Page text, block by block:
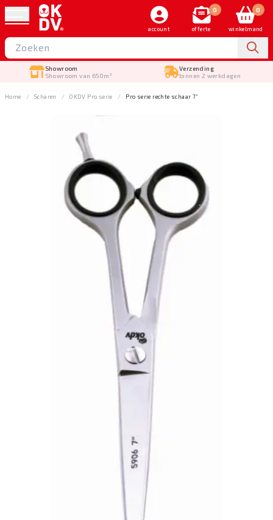
account
0
offerte
0
winkelmand
Showroom
Showroom van 650m²
Verzending
binnen 2 werkdagen
Home Scharen OKDV Pro serie Pro serie rechte schaar 7”